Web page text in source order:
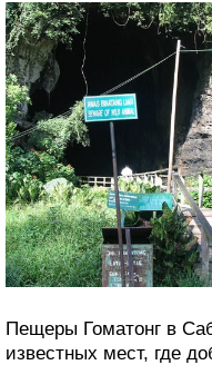
Пещеры Гоматонг в
известных мест, где